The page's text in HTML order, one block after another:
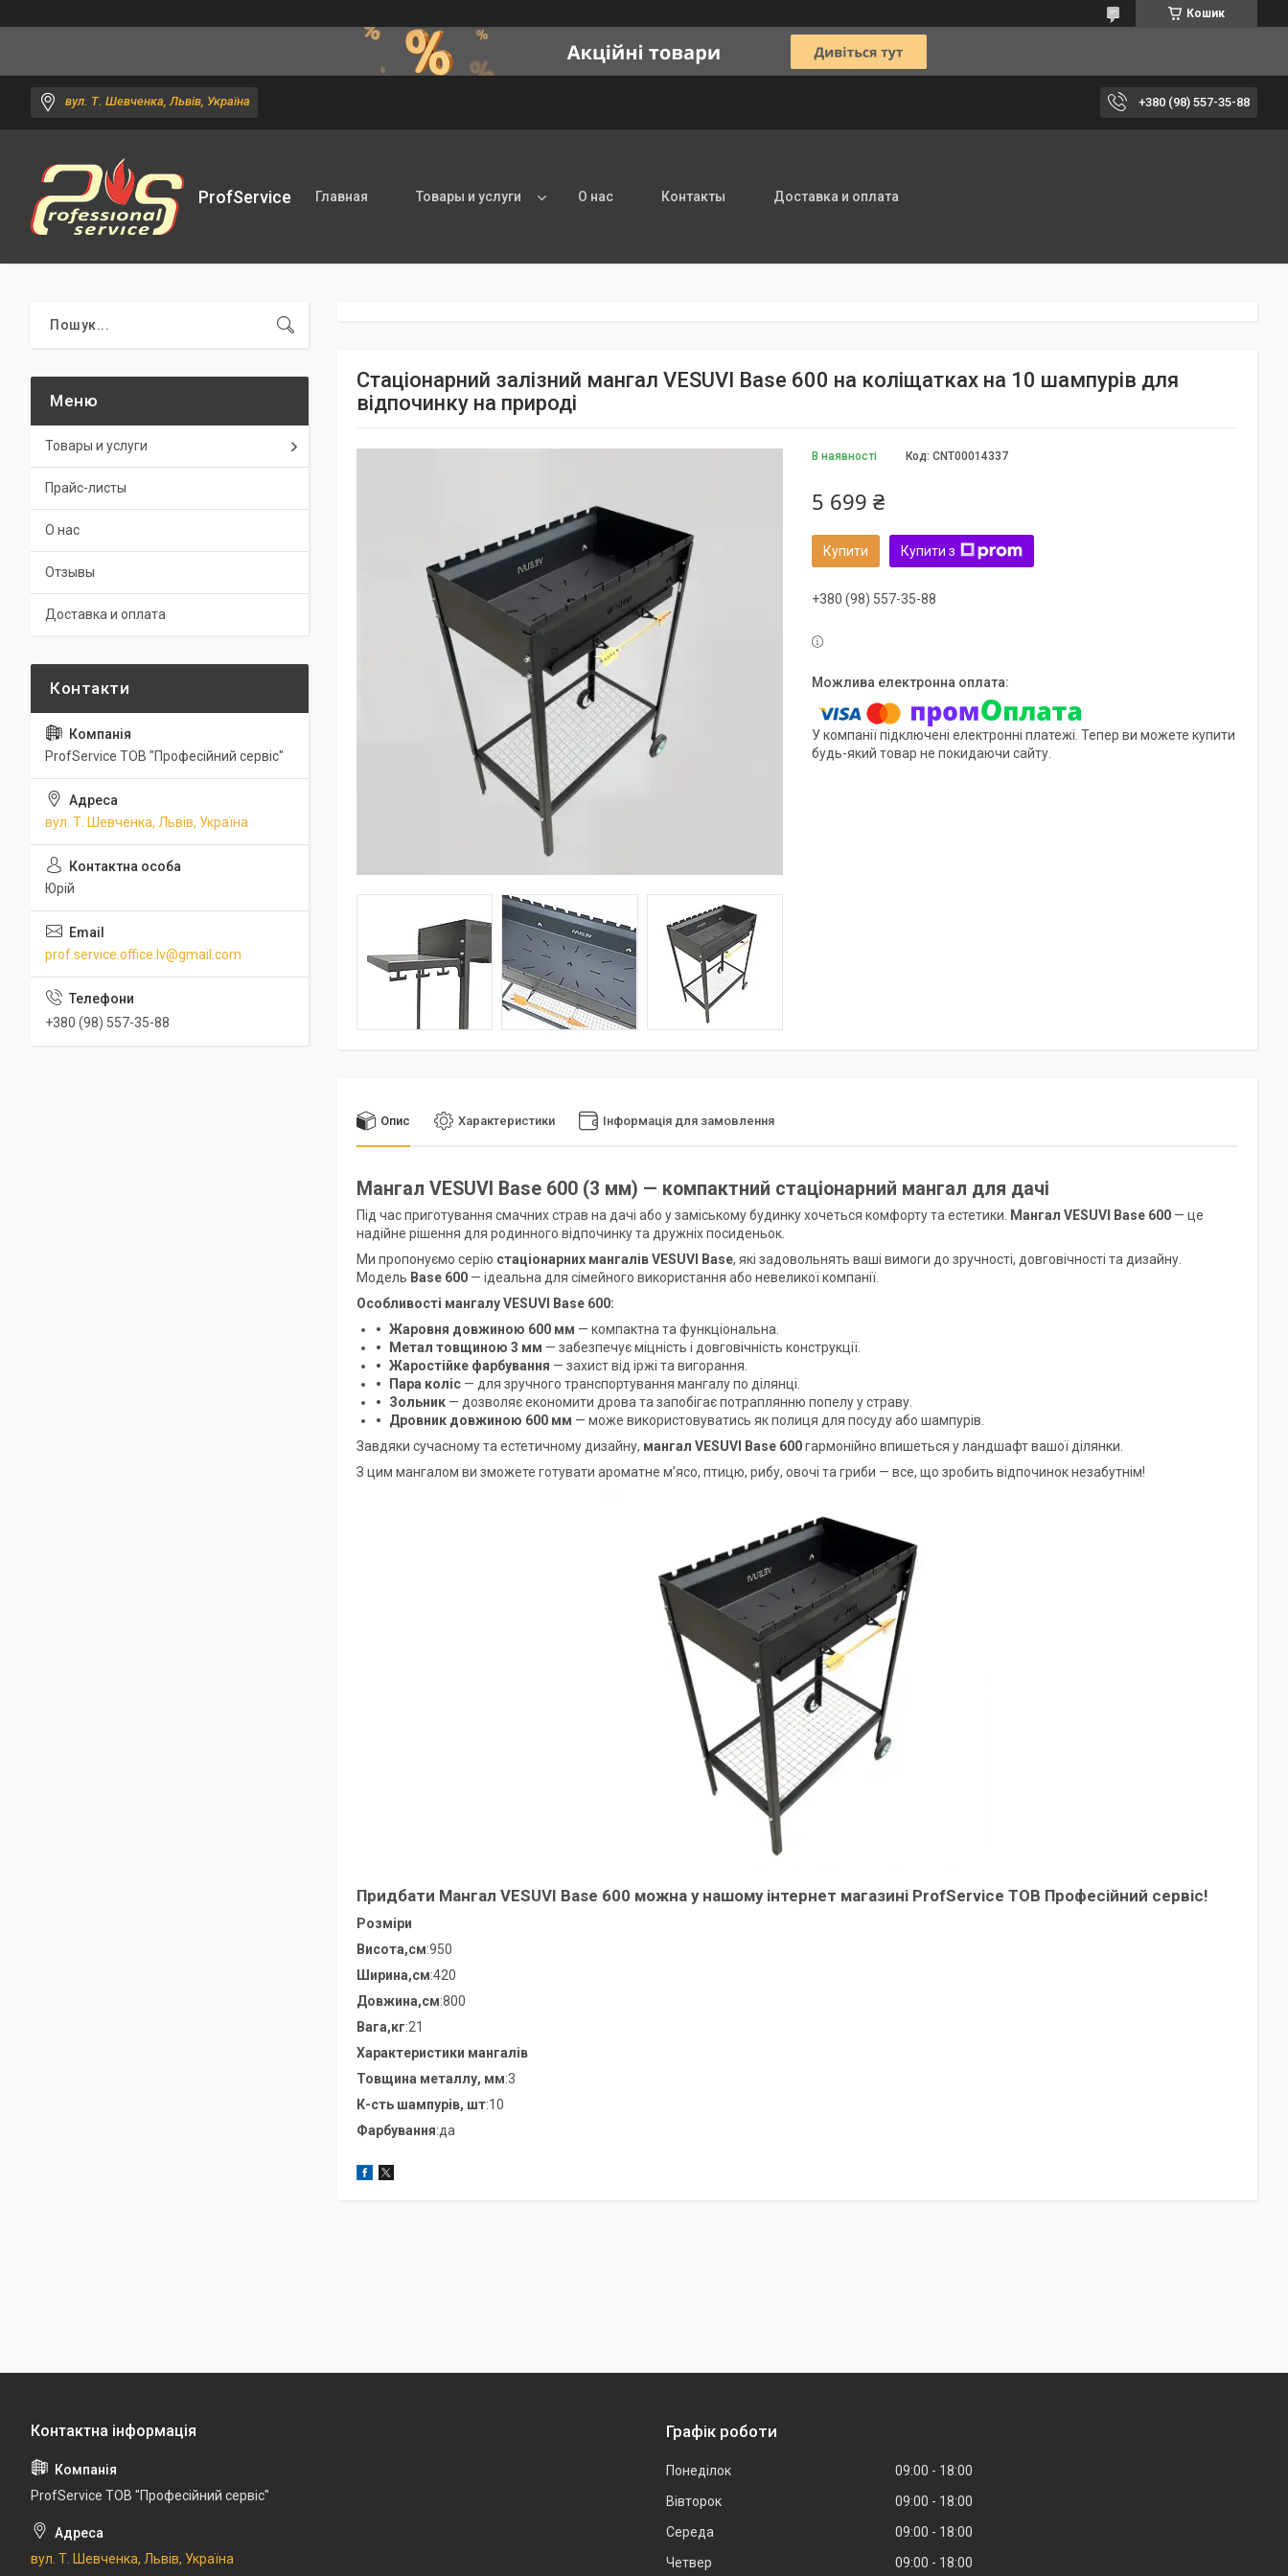
Кошик
вул. Т. Шевченка, Львів, Україна +380 (98) 557-35-88
ProfService Главная Товары и услуги О нас Контакты Доставка и оплата
Стаціонарний залізний мангал VESUVI Base 600 на коліщатках на 10 шампурів для
відпочинку на природі
В наявності Код: CNT00014337
5 699 ₴
Купити Купити з
+380 (98) 557-35-88
У компанії підключені електронні платежі. Тепер ви можете купити
будь-який товар не покидаючи сайту.
Опис Характеристики Інформація для замовлення
Мангал VESUVI Base 600 (3 мм) — компактний стаціонарний мангал для дачі
Під час приготування смачних страв на дачі або у заміському будинку хочеться комфорту та естетики. Мангал VESUVI Base 600 — це
надійне рішення для родинного відпочинку та дружніх посиденьок.
Ми пропонуємо серію стаціонарних мангалів VESUVI Base, які задовольнять ваші вимоги до зручності, довговічності та дизайну.
Модель Base 600 — ідеальна для сімейного використання або невеликої компанії.
Особливості мангалу VESUVI Base 600:
Жаровня довжиною 600 мм — компактна та функціональна.
Метал товщиною 3 мм — забезпечує міцність і довговічність конструкції.
Жаростійке фарбування — захист від іржі та вигорання.
Пара коліс — для зручного транспортування мангалу по ділянці.
Зольник — дозволяє економити дрова та запобігає потраплянню попелу у страву.
Дровник довжиною 600 мм — може використовуватись як полиця для посуду або шампурів.
Завдяки сучасному та естетичному дизайну, мангал VESUVI Base 600гармонійно впишеться у ландшафт вашої ділянки.
З цим мангалом ви зможете готувати ароматне м’ясо, птицю, рибу, овочі та гриби — все, що зробить відпочинок незабутнім!
Придбати Мангал VESUVI Base 600 можна у нашому інтернет магазині ProfService ТОВ Професійний сервіс!
Розміри
Висота,см:950
Ширина,см:420
Довжина,см:800
Вага,кг:21
Характеристики мангалів
Товщина металлу, мм:3
К-сть шампурів, шт:10
Фарбування:да
Товары и услуги
Прайс-листы
О нас
Отзывы
Доставка и оплата
ProfService ТОВ "Професійний сервіс"
вул. Т. Шевченка, Львів, Україна
Юрій
prof.service.office.lv@gmail.com
+380 (98) 557-35-88
ProfService ТОВ "Професійний сервіс"
вул. Т. Шевченка, Львів, Україна
Графік роботи
Понеділок 09:00
18:00
Вівторок
09:00
18:00
Середа
09:00
18:00
Четвер
09:00 18:00